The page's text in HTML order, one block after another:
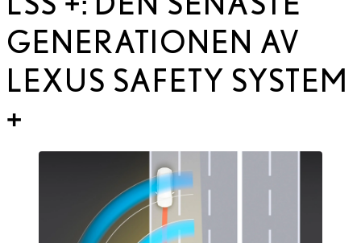
GENERATIONEN AV
LEXUS SAFETY SYSTEM
+